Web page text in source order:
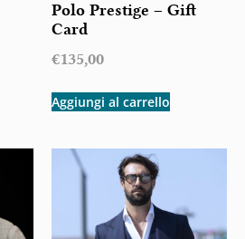
Polo Prestige – Gift
Card
€135,00
Aggiungi al carrello